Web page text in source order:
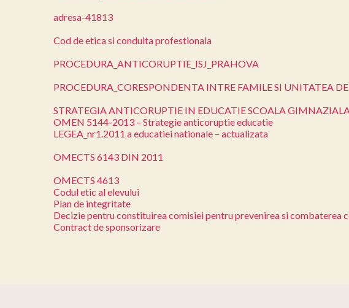
adresa-41813
Cod de etica si conduita profestionala
PROCEDURA_ANTICORUPTIE_ISJ_PRAHOVA
PROCEDURA_CORESPONDENTA INTRE FAMILE SI UNITATEA
STRATEGIA ANTICORUPTIE IN EDUCATIE SCOALA
OMEN 5144-2013 – Strategie anticoruptie educatie
LEGEA_nr1.2011 a educatiei nationale – actualizata
OMECTS 6143 DIN 2011
OMECTS 4613
Codul etic al elevului
Plan de integritate
Decizie pentru constituirea comisiei pentru prevenirea si combaterea
Contract de sponsorizare